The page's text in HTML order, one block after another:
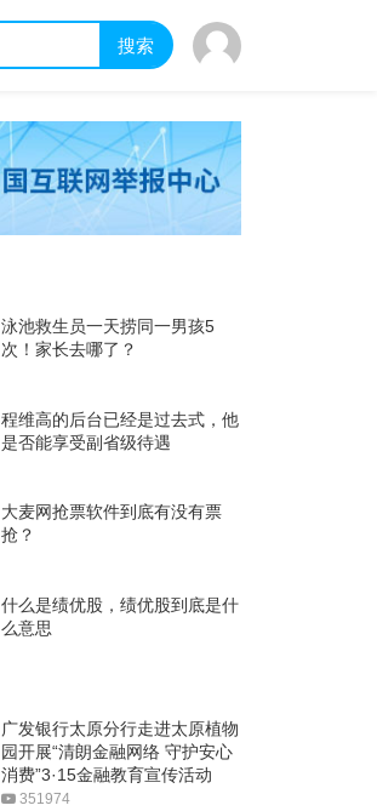
搜索
泳池救生员一天捞同一男孩5
次！家长去哪了？
程维高的后台已经是过去式，他
是否能享受副省级待遇
大麦网抢票软件到底有没有票
抢？
什么是绩优股，绩优股到底是什
么意思
广发银行太原分行走进太原植物
园开展“清朗金融网络 守护安心
消费”3·15金融教育宣传活动
351974